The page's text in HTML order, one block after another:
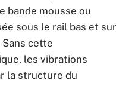
bande mousse ou
sous le rail bas et sur
cette
les vibrations
la structure du